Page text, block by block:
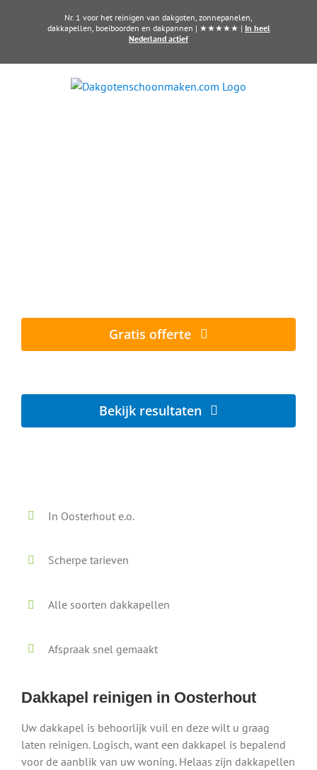
Nr. 1 voor het reinigen van dakgoten, zonnepanelen,
dakkapellen, boeiboorden en dakpannen | ★★★★★ | In heel
Nederland actief
Gratis offerte
Bekijk resultaten
In Oosterhout e.o.
Scherpe tarieven
Alle soorten dakkapellen
Afspraak snel gemaakt
Dakkapel reinigen in Oosterhout
Uw dakkapel is behoorlijk vuil en deze wilt u graag
laten reinigen. Logisch, want een dakkapel is bepalend
voor de aanblik van uw woning. Helaas zijn dakkapellen